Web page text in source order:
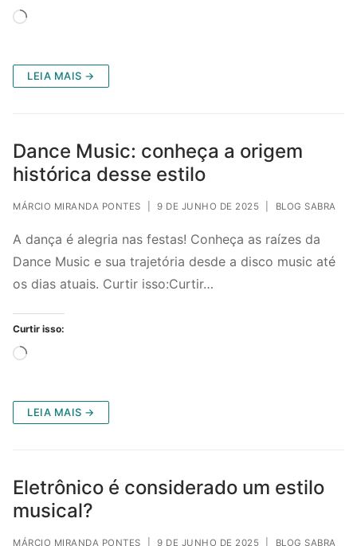
Carregando...
LEIA MAIS →
Dance Music: conheça a origem
histórica desse estilo
MÁRCIO MIRANDA PONTES 9 DE JUNHO DE 2025 BLOG SABRA
A dança é alegria nas festas! Conheça as raízes da
Dance Music e sua trajetória desde a disco music até
os dias atuais. Curtir isso:Curtir…
Curtir isso:
Carregando...
LEIA MAIS →
Eletrônico é considerado um estilo
musical?
MÁRCIO MIRANDA PONTES 9 DE JUNHO DE 2025 BLOG SABRA